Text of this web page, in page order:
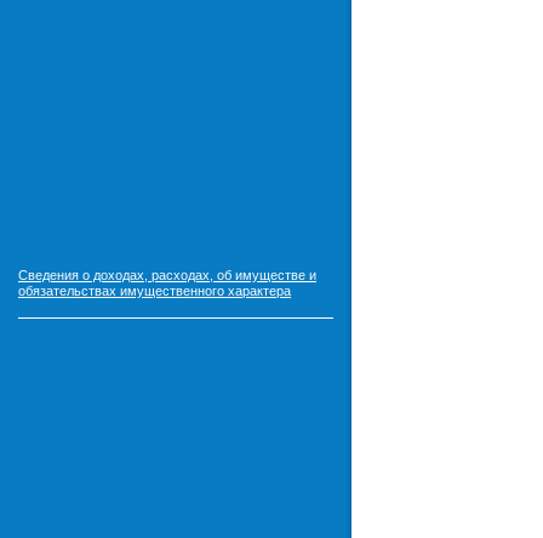
Сведения о доходах, расходах, об имуществе и
обязательствах имущественного характера